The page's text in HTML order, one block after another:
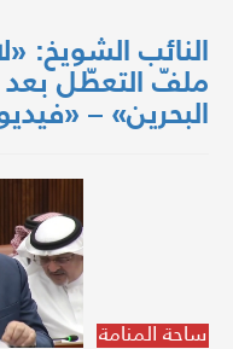
النائب الشويخ:
ملفّ التعطّل
البحرين» –
ساحة المنامة